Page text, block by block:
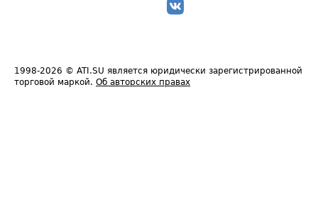
1998-2026 © ATI.SU является юридически зарегистрированной
торговой маркой. Об авторских правах